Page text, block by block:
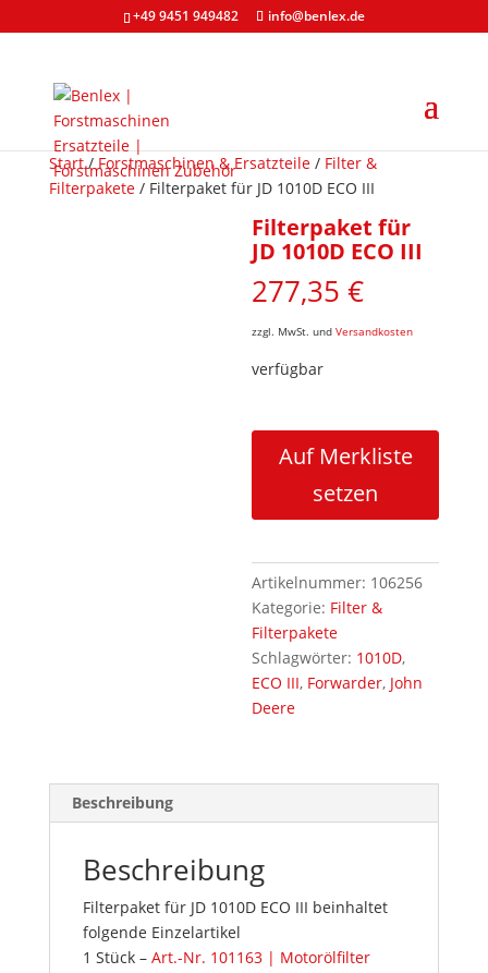
+49 9451 949482 info@benlex.de
Start/Forstmaschinen & Ersatzteile/ Filter &
Filterpakete/ Filterpaket für JD 1010D ECO III
Filterpaket für
JD 1010D ECO III
277,35€
zzgl. MwSt. undVersandkosten
verfügbar
ECO
Menge
Auf Merkliste
setzen
Artikelnummer: 106256
Kategorie: Filter &
Filterpakete
Schlagwörter: 1010D,
ECO III, Forwarder, John
Deere
Beschreibung
Beschreibung
Filterpaket für JD 1010D ECO III beinhaltet
folgende Einzelartikel
1 Stück – Art.-Nr. 101163 | Motorölfilter